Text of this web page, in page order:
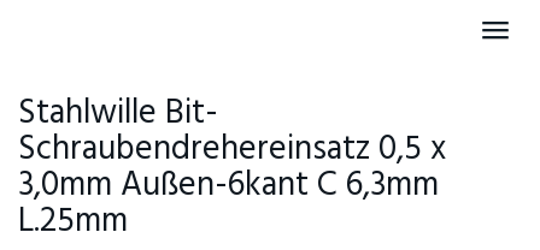
Stahlwille Bit-
Schraubendrehereinsatz 0,5 x
3,0mm Außen-6kant C 6,3mm
L.25mm